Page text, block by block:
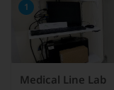
1
Medical Line Lab